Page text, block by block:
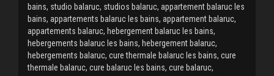
bains, studio balaruc, studios balaruc, appartement balaruc les
bains, appartements balaruc les bains, appartement balaruc,
appartements balaruc, hebergement balaruc les bains,
hebergements balaruc les bains, hebergement balaruc,
hebergements balaruc, cure thermale balaruc les bains, cure
thermale balaruc, cure balaruc les bains, cure balaruc,